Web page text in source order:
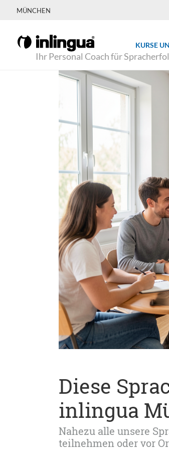
MÜNCHEN
Ihr Personal Coach für
KURSE
Diese
inlingua
Nahezu alle unsere
teilnehmen oder vor